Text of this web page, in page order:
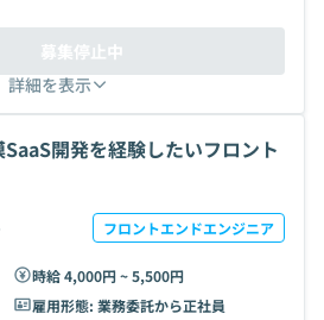
詳細を表示
募集停止中
SaaS開発を経験したいフロント
フロントエンドエンジニア
時給 4,000円 ~ 5,500円
雇用形態: 業務委託から正社員